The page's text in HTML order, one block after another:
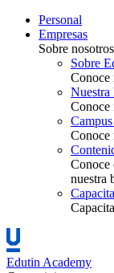
Personal
Empresas
Sobre nosotros
Sobre
Conoce
Nuestra
Conoce
Conoce
Conoce
nuestra
Edutin Academy